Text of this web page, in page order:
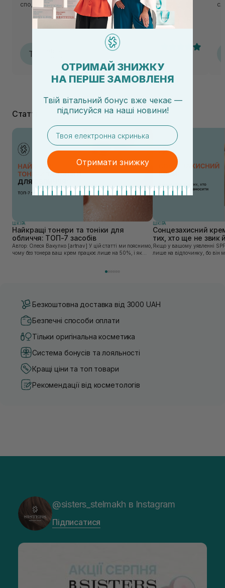
сподобалася🌸
Т
Статті
ШКIРА
Найкращі тонери та тоніки для
обличчя: ТОП-7 засобів
Автор: Олеся Вакулко [artnav] У цій статті ми пояснимо,
чому без тонера ваш крем працює лише на 50%, і як
ШКIРА
Сонцезахисний
тих, хто ще не звик
Якщо у вашому уявленні
лише на відпочинку, бо він
Безкоштовна доставка від 3000 UAH
Безпечні способи оплати
Тільки оригінальна косметика
Система бонусів та лояльності
Кращі ціни та топ товари
Рекомендації від косметологів
@sisters_stelmakh в Instagram
Підписатися
ОТРИМАЙ ЗНИЖКУ
НА ПЕРШЕ ЗАМОВЛЕНЯ
Твій вітальний бонус вже чекає —
підписуйся на наші новини!
email
Отримати знижку